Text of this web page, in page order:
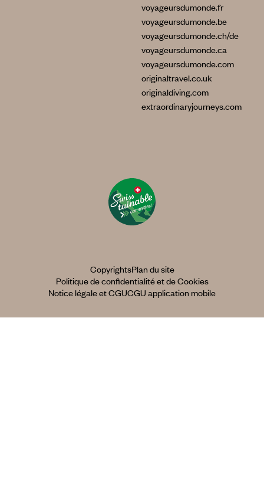
voyageursdumonde.fr
voyageursdumonde.be
voyageursdumonde.ch/de
voyageursdumonde.ca
voyageursdumonde.com
originaltravel.co.uk
originaldiving.com
extraordinaryjourneys.com
CopyrightsPlan du site
Politique de confidentialité et de Cookies
Notice légale et CGUCGU application mobile